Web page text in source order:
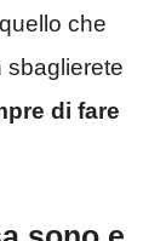
che
sbaglierete
di fare